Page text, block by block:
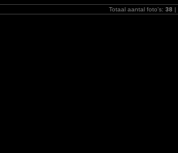
Totaal aantal foto's: 38 |